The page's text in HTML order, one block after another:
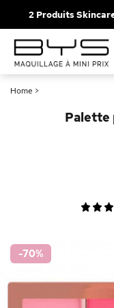
2 Produits
Home >
Palette
-70%